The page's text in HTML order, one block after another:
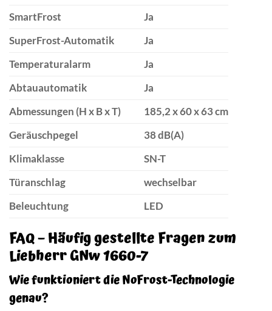
SmartFrost
Ja
SuperFrost-Automatik
Ja
Temperaturalarm
Ja
Abtauautomatik
Ja
Abmessungen (H x B x T)
185,2 x 60 x 63 cm
Geräuschpegel
38 dB(A)
Klimaklasse
SN-T
Türanschlag
wechselbar
Beleuchtung
LED
FAQ – Häufig gestellte Fragen zum
Liebherr GNw 1660-7
Wie funktioniert die NoFrost-Technologie
genau?